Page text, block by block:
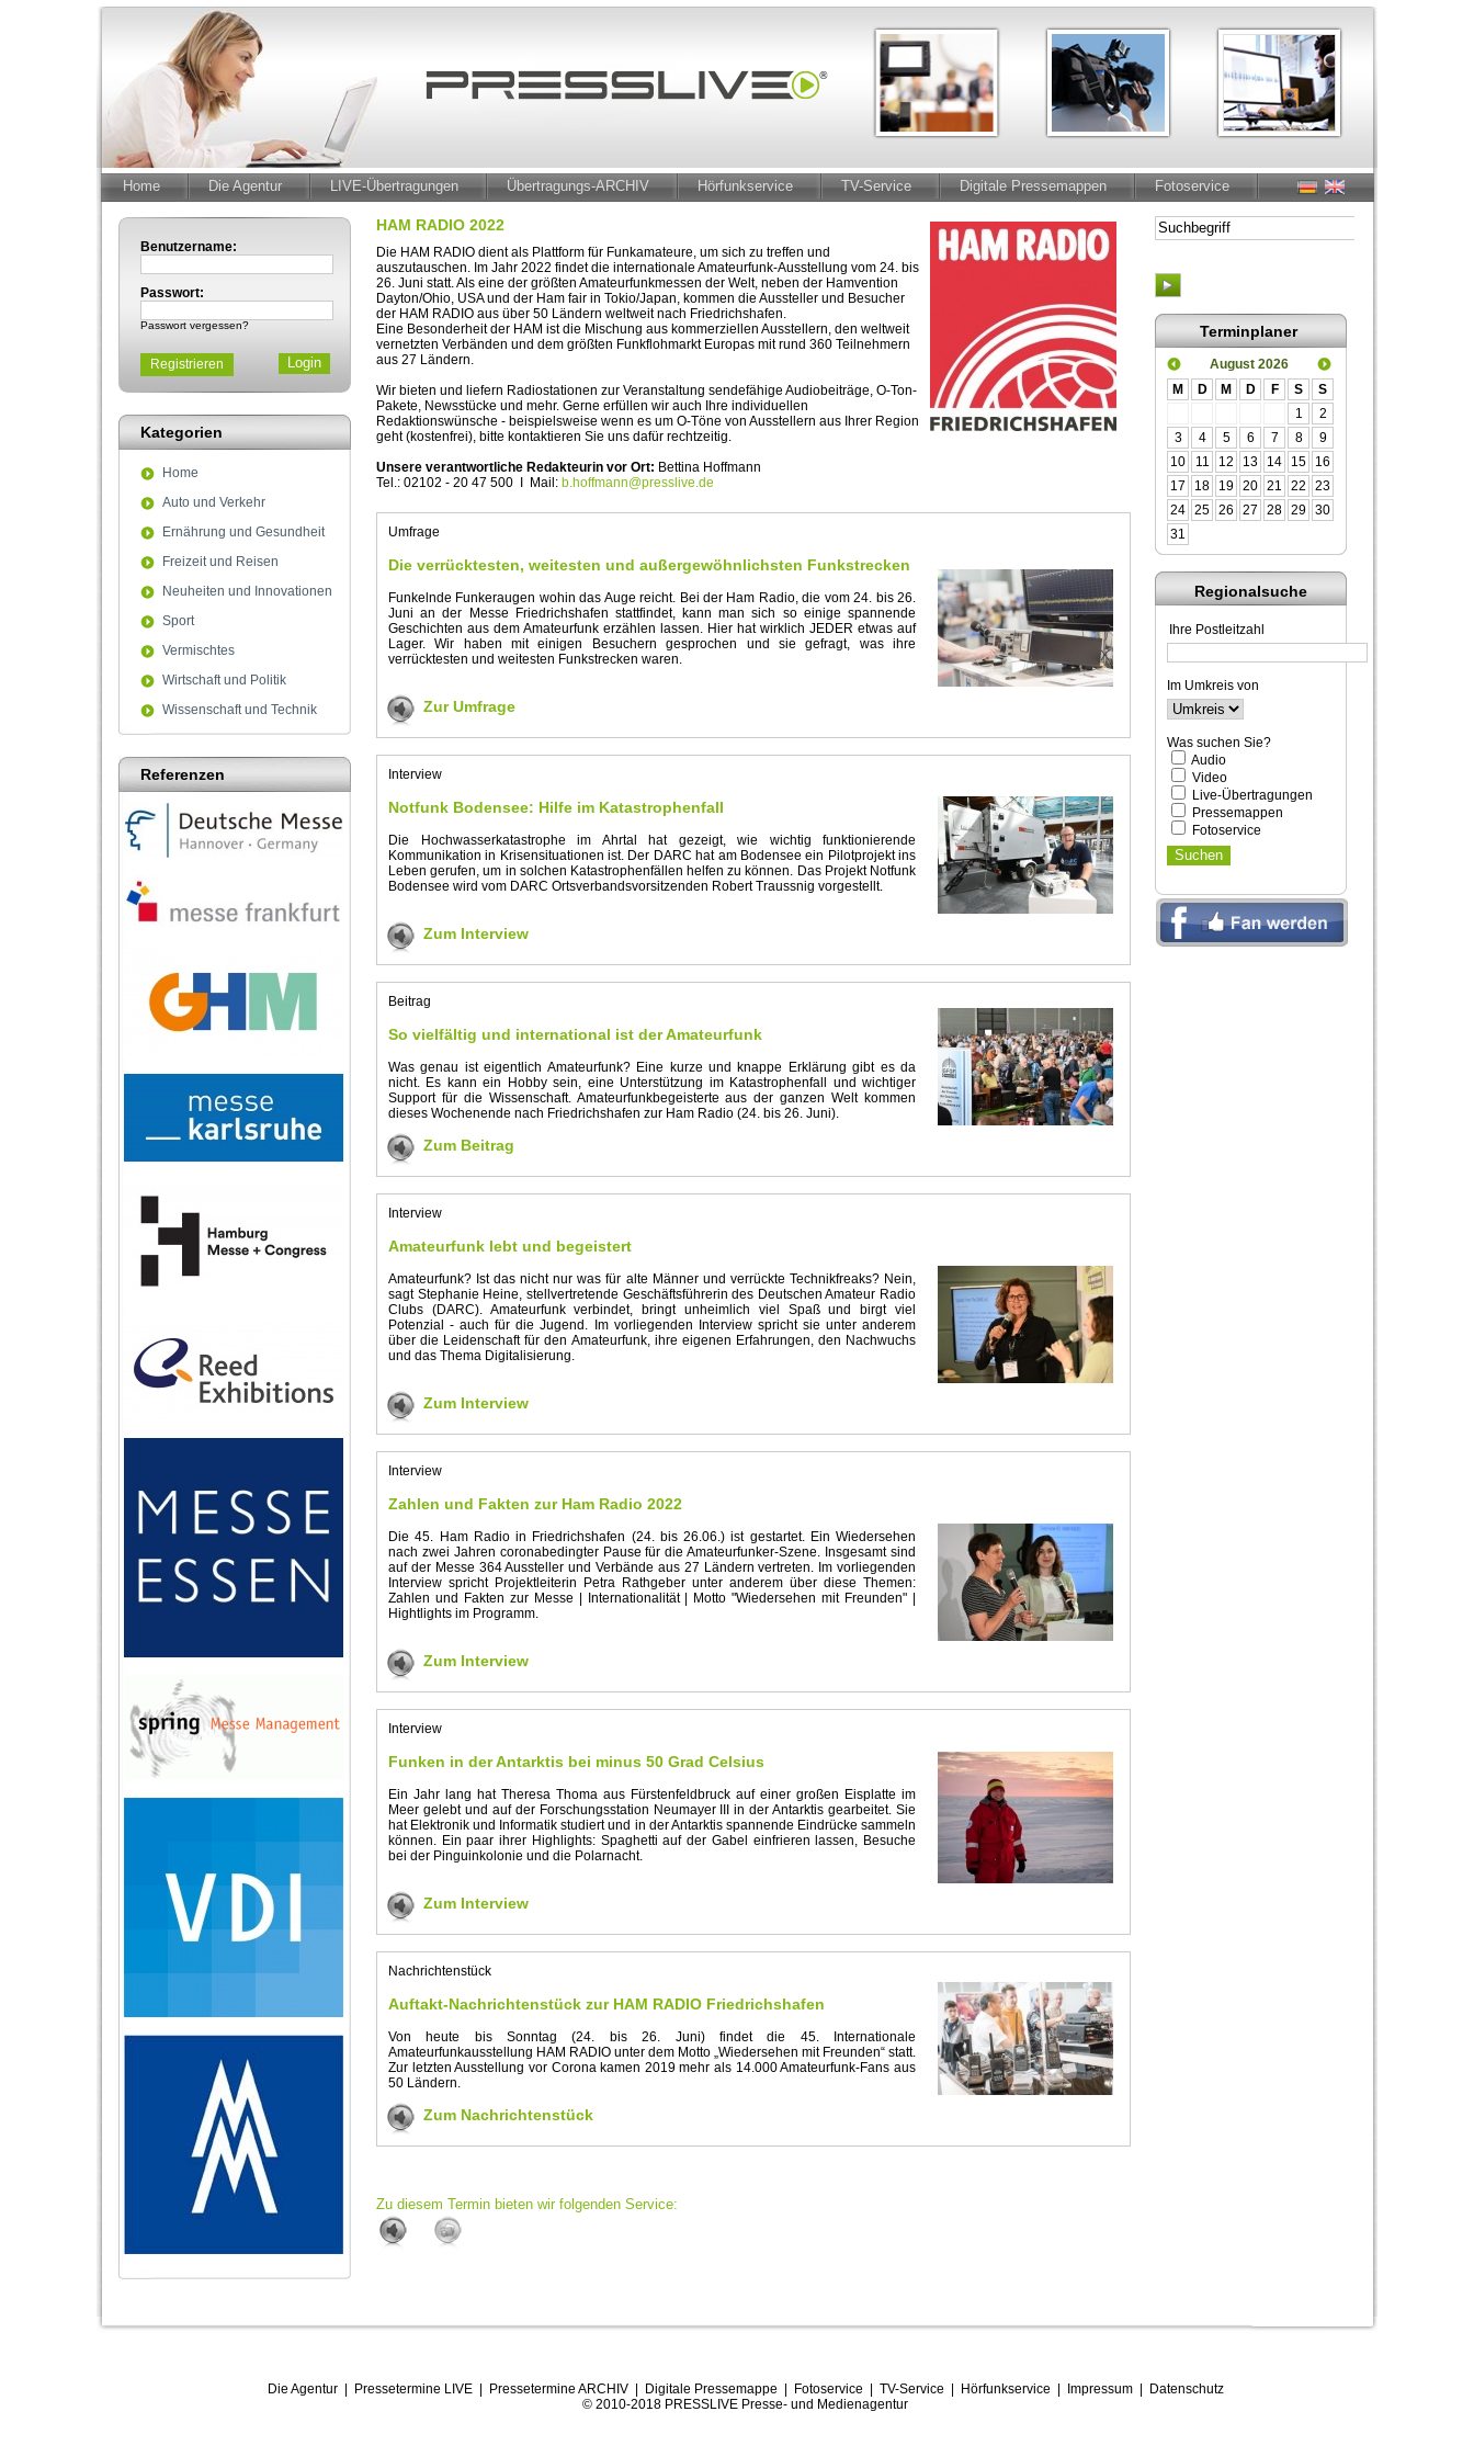
Home Die Agentur LIVE-Übertragungen Übertragungs-ARCHIV Hörfunkservice TV-Service Digitale Pressemappen Fotoservice
Benutzername:
Passwort:
Passwort vergessen?
Registrieren
Kategorien
Home
Auto und Verkehr
Ernährung und Gesundheit
Freizeit und Reisen
Neuheiten und Innovationen
Sport
Vermischtes
Wirtschaft und Politik
Wissenschaft und Technik
Referenzen
HAM RADIO 2022
Die HAM RADIO dient als Plattform für Funkamateure, um sich zu treffen und
auszutauschen. Im Jahr 2022 findet die internationale Amateurfunk-Ausstellung vom 24. bis
26. Juni statt. Als eine der größten Amateurfunkmessen der Welt, neben der Hamvention
Dayton/Ohio, USA und der Ham fair in Tokio/Japan, kommen die Aussteller und Besucher
der HAM RADIO aus über 50 Ländern weltweit nach Friedrichshafen.
Eine Besonderheit der HAM ist die Mischung aus kommerziellen Ausstellern, den weltweit
vernetzten Verbänden und dem größten Funkflohmarkt Europas mit rund 360 Teilnehmern
aus 27 Ländern.
Wir bieten und liefern Radiostationen zur Veranstaltung sendefähige Audiobeiträge, O-Ton-
Pakete, Newsstücke und mehr. Gerne erfüllen wir auch Ihre individuellen
Redaktionswünsche - beispielsweise wenn es um O-Töne von Ausstellern aus Ihrer Region
geht (kostenfrei), bitte kontaktieren Sie uns dafür rechtzeitig.
Unsere verantwortliche Redakteurin vor Ort: Bettina Hoffmann
Tel.: 02102 - 20 47 500 I Mail: b.hoffmann@presslive.de
Umfrage
Die verrücktesten, weitesten und außergewöhnlichsten Funkstrecken
Funkelnde Funkeraugen wohin das Auge reicht. Bei der Ham Radio, die vom 24. bis 26.
Juni an der Messe Friedrichshafen stattfindet, kann man sich so einige spannende
Geschichten aus dem Amateurfunk erzählen lassen. Hier hat wirklich JEDER etwas auf
Lager. Wir haben mit einigen Besuchern gesprochen und sie gefragt, was ihre
verrücktesten und weitesten Funkstrecken waren.
Zur Umfrage
Interview
Notfunk Bodensee: Hilfe im Katastrophenfall
Die Hochwasserkatastrophe im Ahrtal hat gezeigt, wie wichtig funktionierende
Kommunikation in Krisensituationen ist. Der DARC hat am Bodensee ein Pilotprojekt ins
Leben gerufen, um in solchen Katastrophenfällen helfen zu können. Das Projekt Notfunk
Bodensee wird vom DARC Ortsverbandsvorsitzenden Robert Traussnig vorgestellt.
Zum Interview
Beitrag
So vielfältig und international ist der Amateurfunk
Was genau ist eigentlich Amateurfunk? Eine kurze und knappe Erklärung gibt es da
nicht. Es kann ein Hobby sein, eine Unterstützung im Katastrophenfall und wichtiger
Support für die Wissenschaft. Amateurfunkbegeisterte aus der ganzen Welt kommen
dieses Wochenende nach Friedrichshafen zur Ham Radio (24. bis 26. Juni).
Zum Beitrag
Interview
Amateurfunk lebt und begeistert
Amateurfunk? Ist das nicht nur was für alte Männer und verrückte Technikfreaks? Nein,
sagt Stephanie Heine, stellvertretende Geschäftsführerin des Deutschen Amateur Radio
Clubs (DARC). Amateurfunk verbindet, bringt unheimlich viel Spaß und birgt viel
Potenzial - auch für die Jugend. Im vorliegenden Interview spricht sie unter anderem
über die Leidenschaft für den Amateurfunk, ihre eigenen Erfahrungen, den Nachwuchs
und das Thema Digitalisierung.
Zum Interview
Interview
Zahlen und Fakten zur Ham Radio 2022
Die 45. Ham Radio in Friedrichshafen (24. bis 26.06.) ist gestartet. Ein Wiedersehen
nach zwei Jahren coronabedingter Pause für die Amateurfunker-Szene. Insgesamt sind
auf der Messe 364 Aussteller und Verbände aus 27 Ländern vertreten. Im vorliegenden
Interview spricht Projektleiterin Petra Rathgeber unter anderem über diese Themen:
Zahlen und Fakten zur Messe | Internationalität | Motto "Wiedersehen mit Freunden" |
Hightlights im Programm.
Zum Interview
Interview
Funken in der Antarktis bei minus 50 Grad Celsius
Ein Jahr lang hat Theresa Thoma aus Fürstenfeldbruck auf einer großen Eisplatte im
Meer gelebt und auf der Forschungsstation Neumayer III in der Antarktis gearbeitet. Sie
hat Elektronik und Informatik studiert und in der Antarktis spannende Eindrücke sammeln
können. Ein paar ihrer Highlights: Spaghetti auf der Gabel einfrieren lassen, Besuche
bei der Pinguinkolonie und die Polarnacht.
Zum Interview
Nachrichtenstück
Auftakt-Nachrichtenstück zur HAM RADIO Friedrichshafen
Von heute bis Sonntag (24. bis 26. Juni) findet die 45. Internationale
Amateurfunkausstellung HAM RADIO unter dem Motto „Wiedersehen mit Freunden“ statt.
Zur letzten Ausstellung vor Corona kamen 2019 mehr als 14.000 Amateurfunk-Fans aus
50 Ländern.
Zum Nachrichtenstück
Zu diesem Termin bieten wir folgenden Service:
Terminplaner
August 2026
M
D M D F S
S
1
2
3
4 5 6 7 8
9
10
11 12 13 14 15
16
17
18 19 20 21 22
23
24 25 26 27 28 29 30
31
Regionalsuche
Ihre Postleitzahl
Im Umkreis von
Was suchen Sie?
Audio
Video
Live-Übertragungen
Pressemappen
Fotoservice
Die Agentur| Pressetermine LIVE| Pressetermine ARCHIV| Digitale Pressemappe Fotoservice TV-Service Hörfunkservice Impressum| Datenschutz
© 2010-2018 PRESSLIVE Presse- und Medienagentur